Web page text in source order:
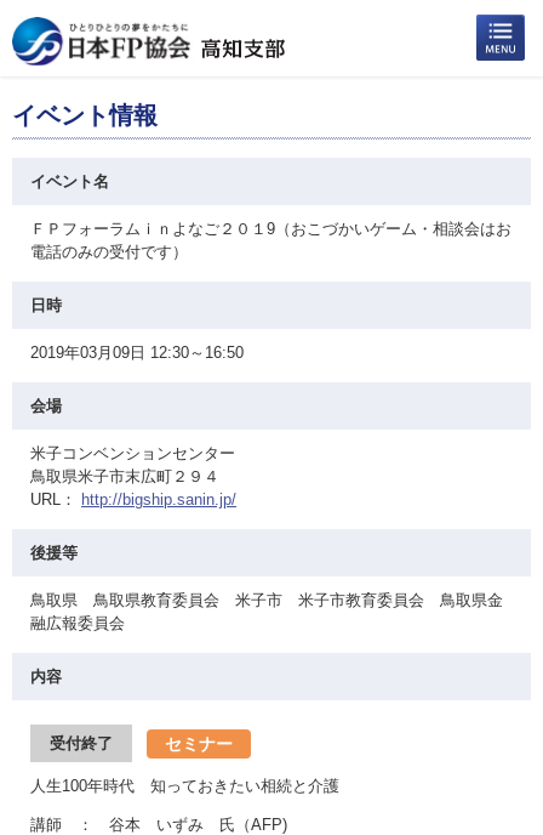
イベント情報
イベント名
ＦＰフォーラムｉｎよなご２０１9（おこづかいゲーム・相談会はお
電話のみの受付です）
日時
2019年03月09日 12:30～16:50
会場
米子コンベンションセンター
鳥取県米子市末広町２９４
URL：
http://bigship.sanin.jp/
後援等
鳥取県 鳥取県教育委員会 米子市 米子市教育委員会 鳥取県金
融広報委員会
内容
受付終了 セミナー
人生100年時代 知っておきたい相続と介護
講師 ： 谷本 いずみ 氏（AFP)